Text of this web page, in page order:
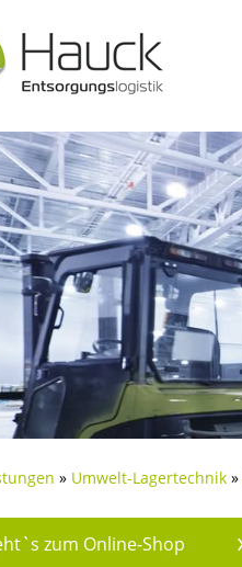
» Umwelt-Lagertechnik »
zum Online-Shop